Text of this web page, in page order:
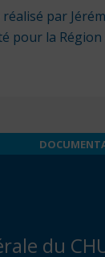
réalisé par
pour la
du